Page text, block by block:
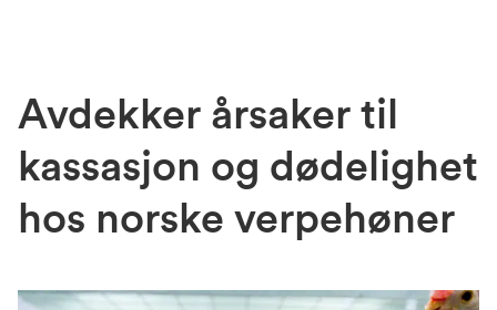
Avdekker årsaker til
kassasjon og dødelighet
hos norske verpehøner